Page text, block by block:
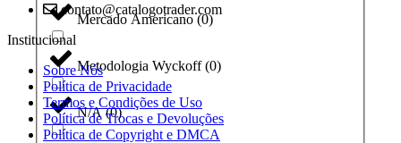
Mercado Americano(0)
Metodologia Wyckoff(0)
N/A(0)
contato@catalogotrader.com
Institucional
Sobre Nós
Política de Privacidade
Termos e Condições de Uso
Política de Trocas e Devoluções
Política de Copyright e DMCA